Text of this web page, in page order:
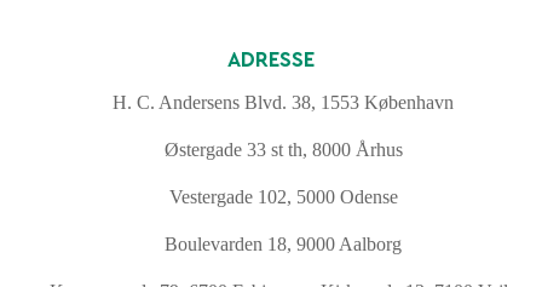
ADRESSE
H. C. Andersens Blvd. 38, 1553 København
Østergade 33 st th, 8000 Århus
Vestergade 102, 5000 Odense
Boulevarden 18, 9000 Aalborg